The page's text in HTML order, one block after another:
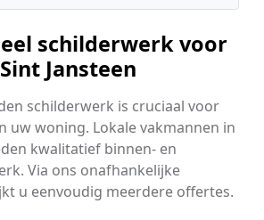
schilderwerk voor
Jansteen
schilderwerk is cruciaal voor
uw woning. Lokale vakmannen in
kwalitatief binnen- en
Via ons onafhankelijke
u eenvoudig meerdere offertes.